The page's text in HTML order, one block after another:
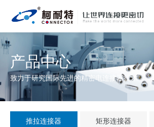
产品中心
致力于研究国际先进的精密电连接器技术
推拉连接器 矩形连接器